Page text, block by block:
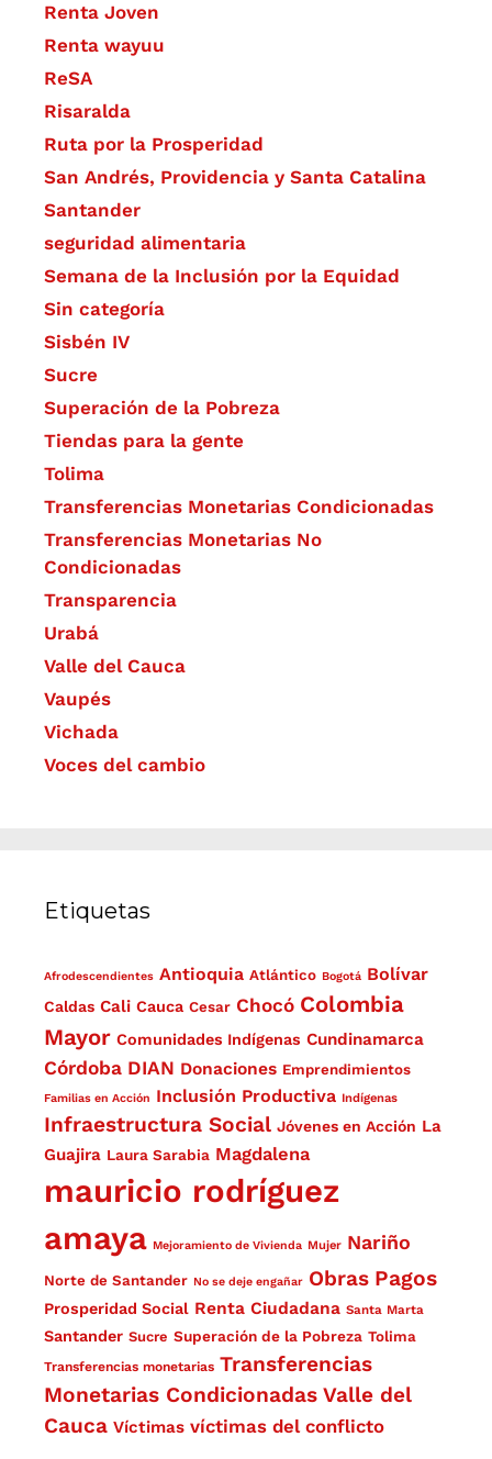
Renta Joven
Renta wayuu
ReSA
Risaralda
Ruta por la Prosperidad
San Andrés, Providencia y Santa Catalina
Santander
seguridad alimentaria
Semana de la Inclusión por la Equidad
Sin categoría
Sisbén IV
Sucre
Superación de la Pobreza
Tiendas para la gente
Tolima
Transferencias Monetarias Condicionadas
Transferencias Monetarias No
Condicionadas
Transparencia
Urabá
Valle del Cauca
Vaupés
Vichada
Voces del cambio
Etiquetas
Afrodescendientes Antioquia Atlántico Bogotá Bolívar
Caldas Cali Cauca Cesar Chocó Colombia
Mayor Comunidades Indígenas Cundinamarca
Córdoba DIAN Donaciones Emprendimientos
Familias en Acción Inclusión Productiva Indígenas
Infraestructura Social Jóvenes en Acción La
Guajira Laura Sarabia Magdalena
mauricio rodríguez
amaya Mejoramiento de Vivienda Mujer Nariño
Norte de Santander No se deje engañar Obras Pagos
Prosperidad Social Renta Ciudadana Santa Marta
Santander Sucre Superación de la Pobreza Tolima
Transferencias monetarias Transferencias
Monetarias Condicionadas Valle del
Cauca Víctimas víctimas del conflicto